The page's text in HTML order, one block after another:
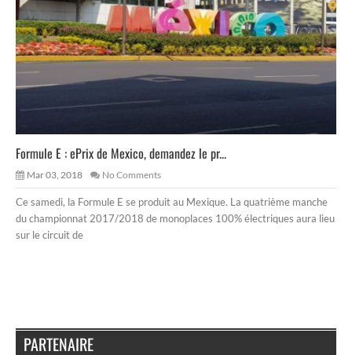
Formule E : ePrix de Mexico, demandez le pr...
Mar 03, 2018 No Comments
Ce samedi, la Formule E se produit au Mexique. La quatrième manche
du championnat 2017/2018 de monoplaces 100% électriques aura lieu
sur le circuit de
PARTENAIRE